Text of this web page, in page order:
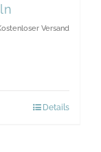
Versand
Details